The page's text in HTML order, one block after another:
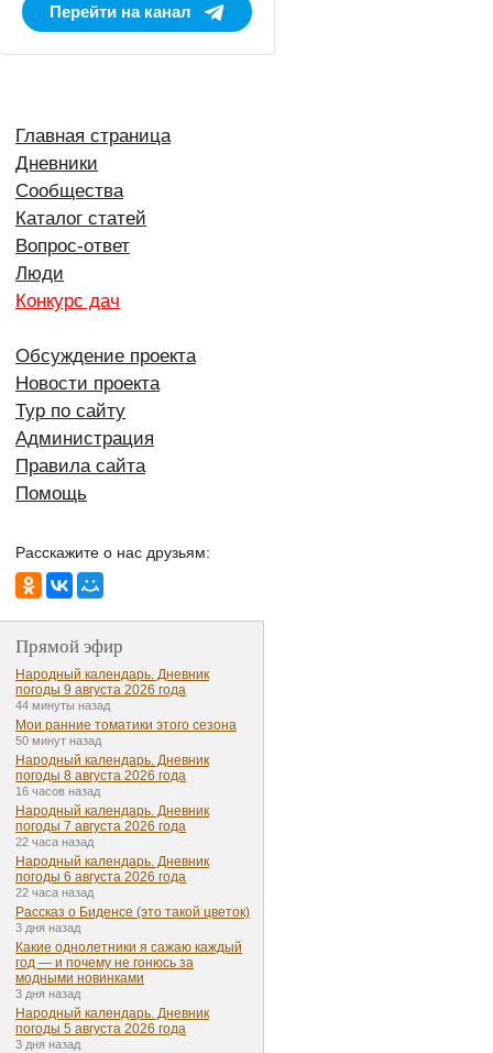
Перейти на канал
Главная страница
Дневники
Сообщества
Каталог статей
Вопрос-ответ
Люди
Конкурс дач
Обсуждение проекта
Новости проекта
Тур по сайту
Администрация
Правила сайта
Помощь
Расскажите о нас друзьям:
Прямой эфир
Народный календарь. Дневник
погоды 9 августа 2026 года
44 минуты назад
Мои ранние томатики этого сезона
50 минут назад
Народный календарь. Дневник
погоды 8 августа 2026 года
16 часов назад
Народный календарь. Дневник
погоды 7 августа 2026 года
22 часа назад
Народный календарь. Дневник
погоды 6 августа 2026 года
22 часа назад
Рассказ о Биденсе (это такой цветок)
3 дня назад
Какие однолетники я сажаю каждый
год — и почему не гонюсь за
модными новинками
3 дня назад
Народный календарь. Дневник
погоды 5 августа 2026 года
3 дня назад